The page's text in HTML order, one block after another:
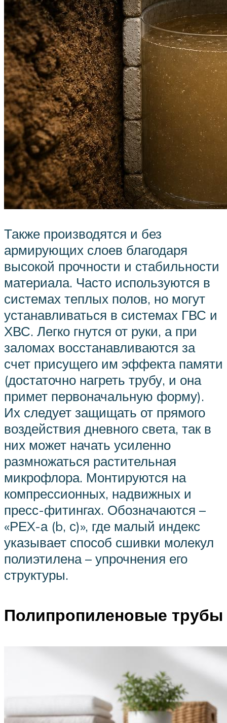
Также производятся и без
армирующих слоев благодаря
высокой прочности и стабильности
материала. Часто используются в
системах теплых полов, но могут
устанавливаться в системах ГВС и
ХВС. Легко гнутся от руки, а при
заломах восстанавливаются за
счет присущего им эффекта памяти
(достаточно нагреть трубу, и она
примет первоначальную форму).
Их следует защищать от прямого
воздействия дневного света, так в
них может начать усиленно
размножаться растительная
микрофлора. Монтируются на
компрессионных, надвижных и
пресс-фитингах. Обозначаются –
«РЕX-а (b, с)», где малый индекс
указывает способ сшивки молекул
полиэтилена – упрочнения его
структуры.
Полипропиленовые трубы